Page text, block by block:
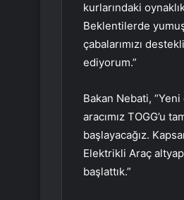
kurlarındaki
Beklentilerde
çabalarımızı
ediyorum.”
Bakan Nebati,
aracımız TOGG’u
başlayacağız.
Elektrikli Araç
başlattık.”